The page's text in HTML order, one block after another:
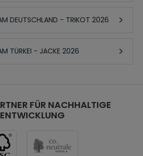
DEUTSCHLAND - TRIKOT 2026
TÜRKEI - JACKE 2026
FÜR NACHHALTIGE
ENTWICKLUNG